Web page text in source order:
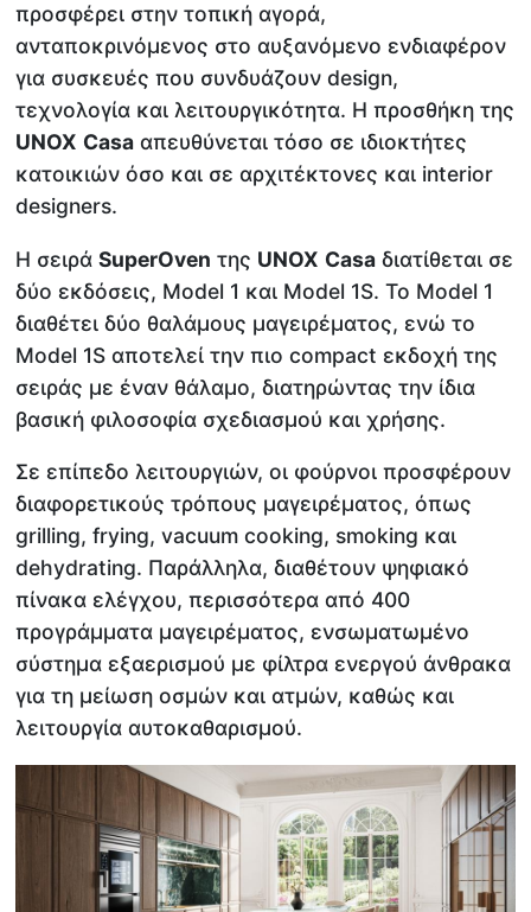
προσφέρει στην τοπική αγορά,
ανταποκρινόμενος στο αυξανόμενο ενδιαφέρον
για συσκευές που συνδυάζουν design,
τεχνολογία και λειτουργικότητα. Η προσθήκη της
UNOX Casa απευθύνεται τόσο σε ιδιοκτήτες
κατοικιών όσο και σε αρχιτέκτονες και interior
designers.
Η σειράSuperOven της UNOX Casa διατίθεται σε
δύο εκδόσεις, Model 1 και Model 1S. Το Model 1
διαθέτει δύο θαλάμους μαγειρέματος, ενώ το
Model 1S αποτελεί την πιο compact εκδοχή της
σειράς με έναν θάλαμο, διατηρώντας την ίδια
βασική φιλοσοφία σχεδιασμού και χρήσης.
Σε επίπεδο λειτουργιών, οι φούρνοι προσφέρουν
διαφορετικούς τρόπους μαγειρέματος, όπως
grilling, frying, vacuum cooking, smoking και
dehydrating. Παράλληλα, διαθέτουν ψηφιακό
πίνακα ελέγχου, περισσότερα από 400
προγράμματα μαγειρέματος, ενσωματωμένο
σύστημα εξαερισμού με φίλτρα ενεργού άνθρακα
για τη μείωση οσμών και ατμών, καθώς και
λειτουργία αυτοκαθαρισμού.